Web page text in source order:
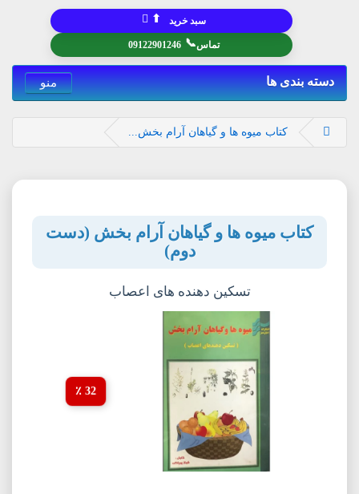
تماس📞
09122901246
سبد خرید ⬆
دسته بندی ها منو
کتاب میوه ها و گیاهان آرام بخش...
کتاب میوه ها و گیاهان آرام بخش (دست
دوم)
تسکین دهنده های اعصاب
32 ٪